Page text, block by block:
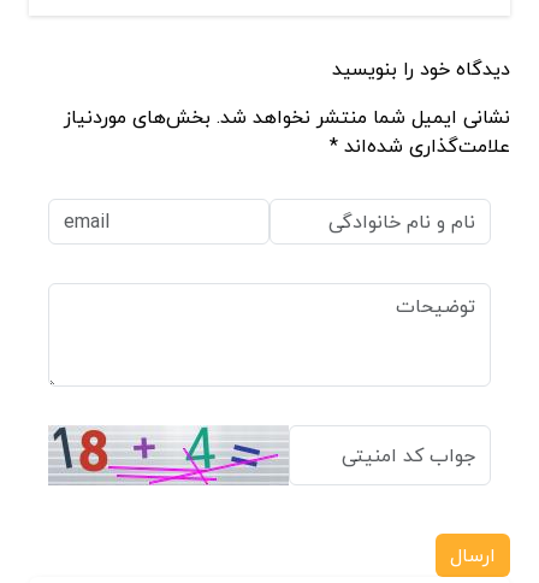
دیدگاه خود را بنویسید
نشانی ایمیل شما منتشر نخواهد شد. بخش‌های موردنیاز
علامت‌گذاری شده‌اند *
ارسال